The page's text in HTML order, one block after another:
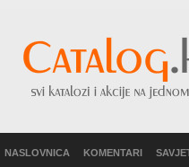
NASLOVNICA KOMENTARI